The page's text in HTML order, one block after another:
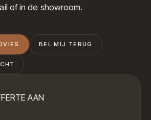
of in de showroom.
BEL MIJ TERUG
AAN